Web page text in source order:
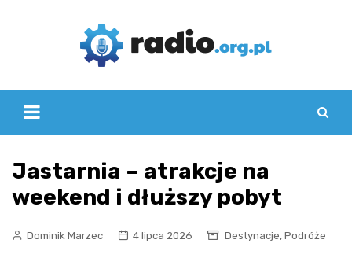
Jastarnia – atrakcje na
weekend i dłuższy pobyt
Dominik Marzec 4 lipca 2026 Destynacje, Podróże